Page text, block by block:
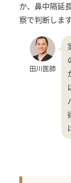
か、鼻中隔延
察で判断します
田川医師